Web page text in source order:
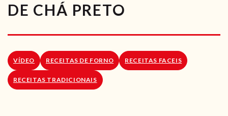
VÍDEOS
RECEITAS VEGGIE
SOBRE NÓS
LOJA ONLINE
DE CHÁ PRETO
VÍDEO RECEITAS DE FORNO RECEITAS FACEIS
RECEITAS TRADICIONAIS